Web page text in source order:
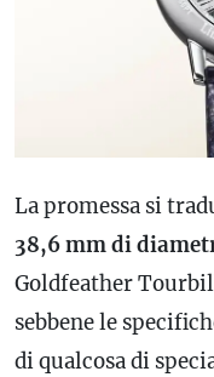
La promessa si
38,6 mm di
Goldfeather
sebbene le
di qualcosa di